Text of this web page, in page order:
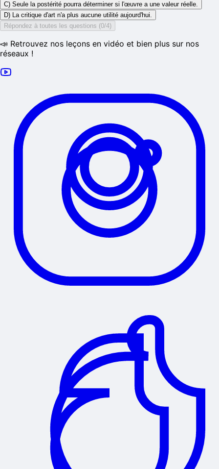
C) Seule la postérité pourra déterminer si l'œuvre a une valeur réelle.
D) La critique d'art n'a plus aucune utilité aujourd'hui.
Répondez à toutes les questions (0/4)
📣 Retrouvez nos leçons en vidéo et bien plus sur nos
réseaux !